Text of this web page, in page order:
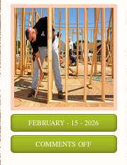
FEBRUARY - 15 - 2026
COMMENTS OFFON